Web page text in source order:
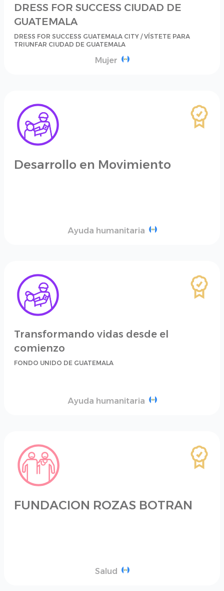
DRESS FOR SUCCESS CIUDAD DE
GUATEMALA
DRESS FOR SUCCESS GUATEMALA CITY / VÍSTETE PARA
TRIUNFAR CIUDAD DE GUATEMALA
Mujer
Desarrollo en Movimiento
Ayuda humanitaria
Transformando vidas desde el
comienzo
FONDO UNIDO DE GUATEMALA
Ayuda humanitaria
FUNDACION ROZAS BOTRAN
Salud